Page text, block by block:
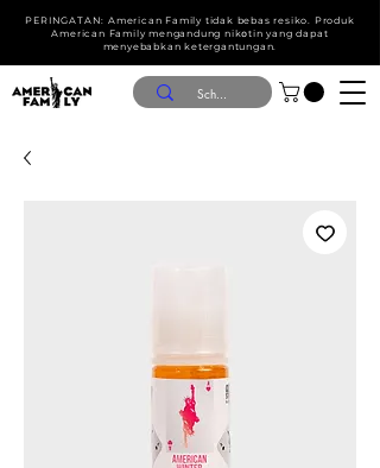
PERINGATAN: American Family tidak bebas resiko. Produk
American Family mengandung nik໐tin yang dapat
menyebabkan ketergantungan.